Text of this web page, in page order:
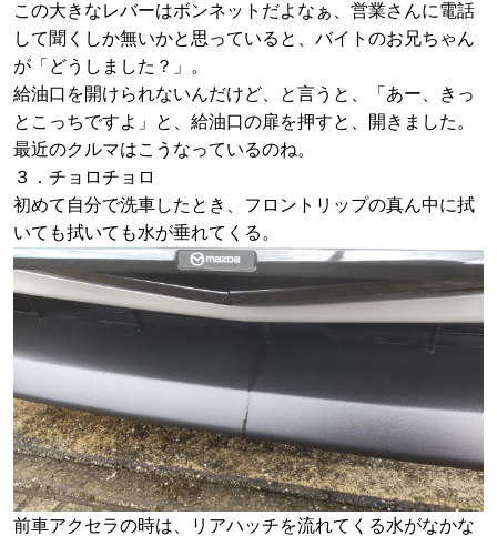
この大きなレバーはボンネットだよなぁ、営業さんに電話
して聞くしか無いかと思っていると、バイトのお兄ちゃん
が「どうしました？」。
給油口を開けられないんだけど、と言うと、「あー、きっ
とこっちですよ」と、給油口の扉を押すと、開きました。
最近のクルマはこうなっているのね。
３．チョロチョロ
初めて自分で洗車したとき、フロントリップの真ん中に拭
いても拭いても水が垂れてくる。
前車アクセラの時は、リアハッチを流れてくる水がなかな